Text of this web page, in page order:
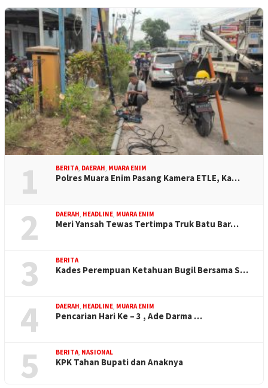
1 BERITA DAERAH MUARA ENIM
Polres Muara Enim Pasang Kamera ETLE, Ka…
2 DAERAH HEADLINE MUARA ENIM
Meri Yansah Tewas Tertimpa Truk Batu Bar…
3 BERITA
Kades Perempuan Ketahuan Bugil Bersama S…
4 DAERAH HEADLINE MUARA ENIM
Pencarian Hari Ke – 3 , Ade Darma …
5 BERITA NASIONAL
KPK Tahan Bupati dan Anaknya